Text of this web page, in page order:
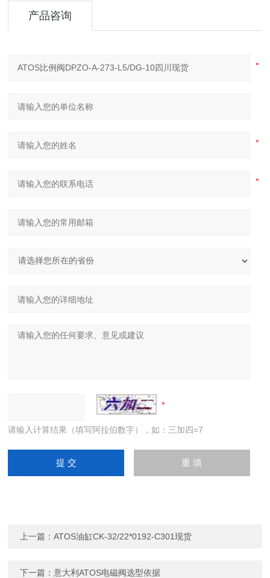
产品咨询
请输入计算结果（填写阿拉伯数字），如：三加四=7
上一篇：ATOS油缸CK-32/22*0192-C301现货
下一篇：意大利ATOS电磁阀选型依据